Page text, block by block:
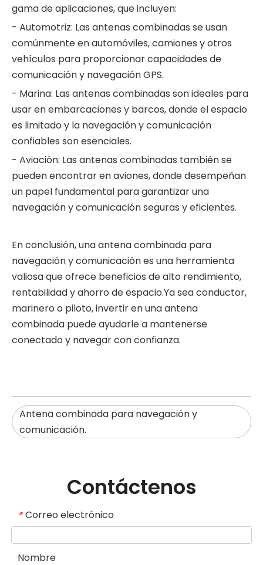
gama de aplicaciones, que incluyen:
- Automotriz: Las antenas combinadas se usan
comúnmente en automóviles, camiones y otros
vehículos para proporcionar capacidades de
comunicación y navegación GPS.
- Marina: Las antenas combinadas son ideales para
usar en embarcaciones y barcos, donde el espacio
es limitado y la navegación y comunicación
confiables son esenciales.
- Aviación: Las antenas combinadas también se
pueden encontrar en aviones, donde desempeñan
un papel fundamental para garantizar una
navegación y comunicación seguras y eficientes.
En conclusión, una antena combinada para
navegación y comunicación es una herramienta
valiosa que ofrece beneficios de alto rendimiento,
rentabilidad y ahorro de espacio.Ya sea conductor,
marinero o piloto, invertir en una antena
combinada puede ayudarle a mantenerse
conectado y navegar con confianza.
Antena combinada para navegación y
comunicación.
Contáctenos
* Correo electrónico
Nombre